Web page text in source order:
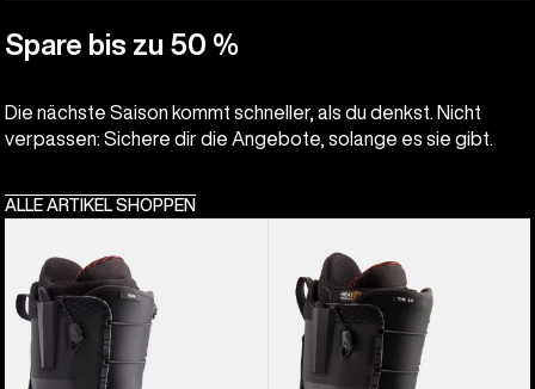
Spare bis zu 50 %
Die nächste Saison kommt schneller, als du denkst. Nicht
verpassen: Sichere dir die Angebote, solange es sie gibt.
ALLE ARTIKEL SHOPPEN
Snowboard-
Boots
Herren
Step
On®
Snowboardboots